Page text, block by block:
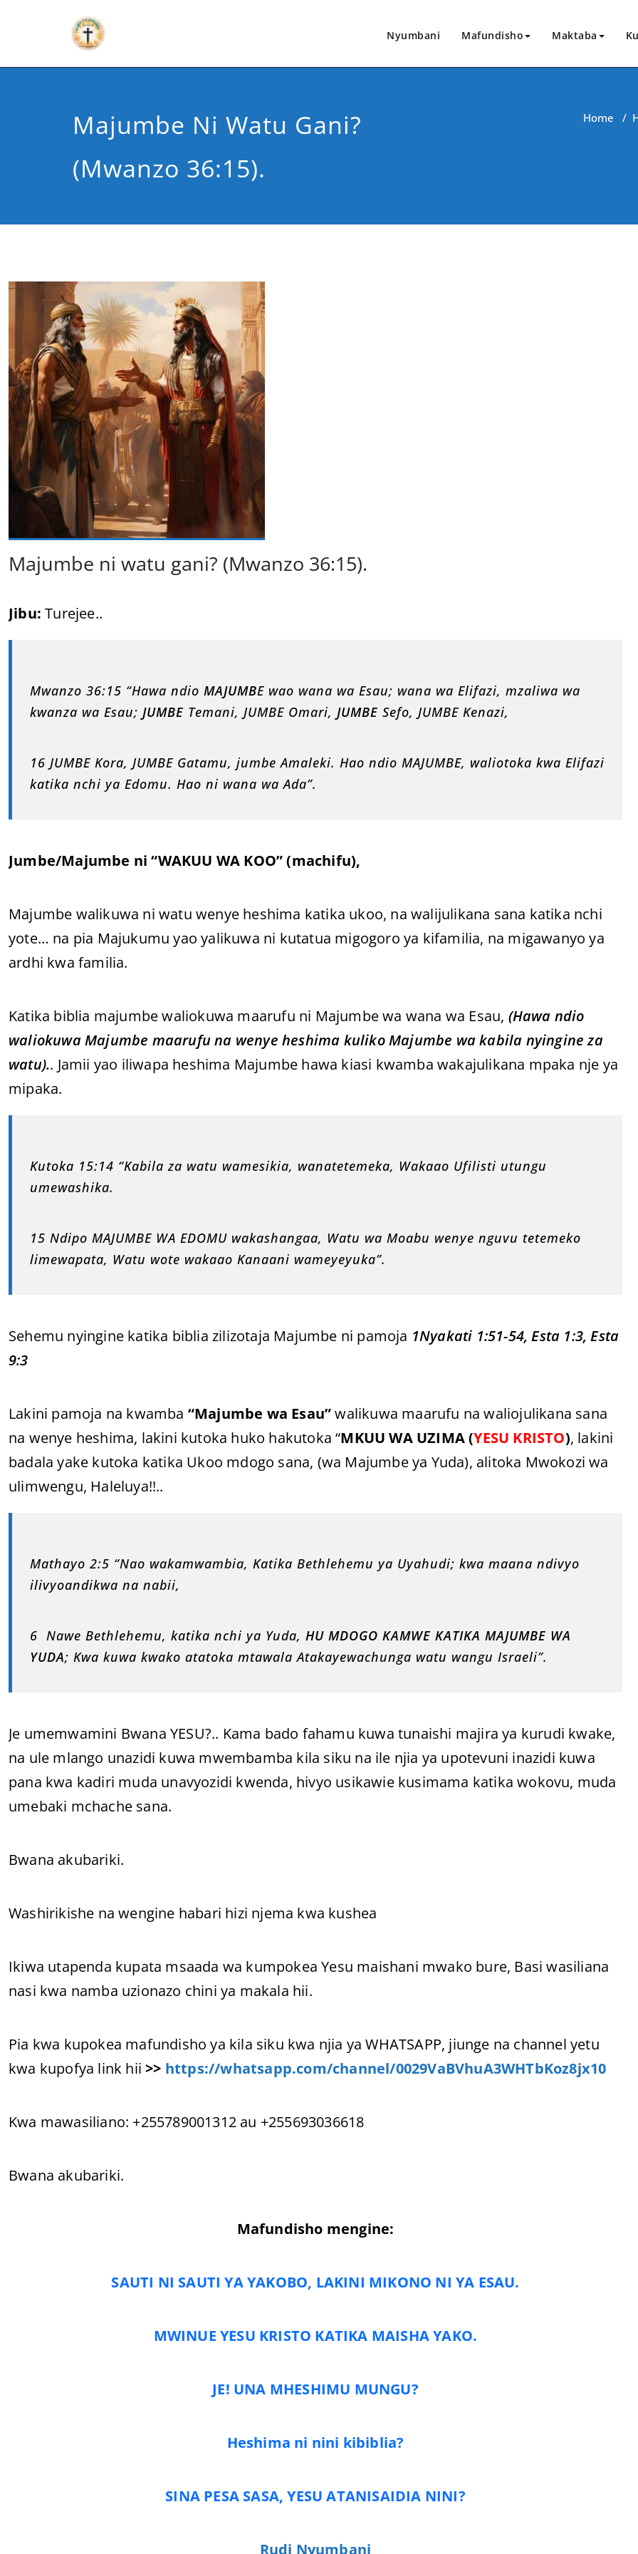
Nyumbani Mafundisho Maktaba
Majumbe Ni Watu Gani?
(Mwanzo 36:15).
Home /
Majumbe ni watu gani? (Mwanzo 36:15).
Jibu: Turejee..
Mwanzo 36:15 “Hawa ndio MAJUMBE wao wana wa Esau; wana wa Elifazi, mzaliwa wa
kwanza wa Esau; JUMBE Temani, JUMBE Omari, JUMBE Sefo, JUMBE Kenazi,
16 JUMBE Kora, JUMBE Gatamu, jumbe Amaleki. Hao ndio MAJUMBE, waliotoka kwa Elifazi
katika nchi ya Edomu. Hao ni wana wa Ada”.
Jumbe/Majumbe ni “WAKUU WA KOO” (machifu),
Majumbe walikuwa ni watu wenye heshima katika ukoo, na walijulikana sana katika nchi
yote… na pia Majukumu yao yalikuwa ni kutatua migogoro ya kifamilia, na migawanyo ya
ardhi kwa familia.
Katika biblia majumbe waliokuwa maarufu ni Majumbe wa wana wa Esau, (Hawa ndio
waliokuwa Majumbe maarufu na wenye heshima kuliko Majumbe wa kabila nyingine za
watu).. Jamii yao iliwapa heshima Majumbe hawa kiasi kwamba wakajulikana mpaka nje ya
mipaka.
Kutoka 15:14 “Kabila za watu wamesikia, wanatetemeka, Wakaao Ufilisti utungu
umewashika.
15 Ndipo MAJUMBE WA EDOMU wakashangaa, Watu wa Moabu wenye nguvu tetemeko
limewapata, Watu wote wakaao Kanaani wameyeyuka”.
Sehemu nyingine katika biblia zilizotaja Majumbe ni pamoja 1Nyakati 1:51-54, Esta 1:3, Esta
9:3
Lakini pamoja na kwamba “Majumbe wa Esau”walikuwa maarufu na waliojulikana sana
na wenye heshima, lakini kutoka huko hakutoka “MKUU WA UZIMA (YESU KRISTO), lakini
badala yake kutoka katika Ukoo mdogo sana, (wa Majumbe ya Yuda), alitoka Mwokozi wa
ulimwengu, Haleluya!!..
Mathayo 2:5 “Nao wakamwambia, Katika Bethlehemu ya Uyahudi; kwa maana ndivyo
ilivyoandikwa na nabii,
6 Nawe Bethlehemu, katika nchi ya Yuda, HU MDOGO KAMWE KATIKA MAJUMBE WA
YUDA; Kwa kuwa kwako atatoka mtawala Atakayewachunga watu wangu Israeli”.
Je umemwamini Bwana YESU?.. Kama bado fahamu kuwa tunaishi majira ya kurudi kwake,
na ule mlango unazidi kuwa mwembamba kila siku na ile njia ya upotevuni inazidi kuwa
pana kwa kadiri muda unavyozidi kwenda, hivyo usikawie kusimama katika wokovu, muda
umebaki mchache sana.
Bwana akubariki.
Washirikishe na wengine habari hizi njema kwa kushea
Ikiwa utapenda kupata msaada wa kumpokea Yesu maishani mwako bure, Basi wasiliana
nasi kwa namba uzionazo chini ya makala hii.
Pia kwa kupokea mafundisho ya kila siku kwa njia ya WHATSAPP, jiunge na channel yetu
kwa kupofya link hii>> https://whatsapp.com/channel/0029VaBVhuA3WHTbKoz8jx10
Kwa mawasiliano: +255789001312 au +255693036618
Bwana akubariki.
Mafundisho mengine:
SAUTI NI SAUTI YA YAKOBO, LAKINI MIKONO NI YA ESAU.
MWINUE YESU KRISTO KATIKA MAISHA YAKO.
JE! UNA MHESHIMU MUNGU?
Heshima ni nini kibiblia?
SINA PESA SASA, YESU ATANISAIDIA NINI?
Rudi Nyumbani
CHANGIA HAPA